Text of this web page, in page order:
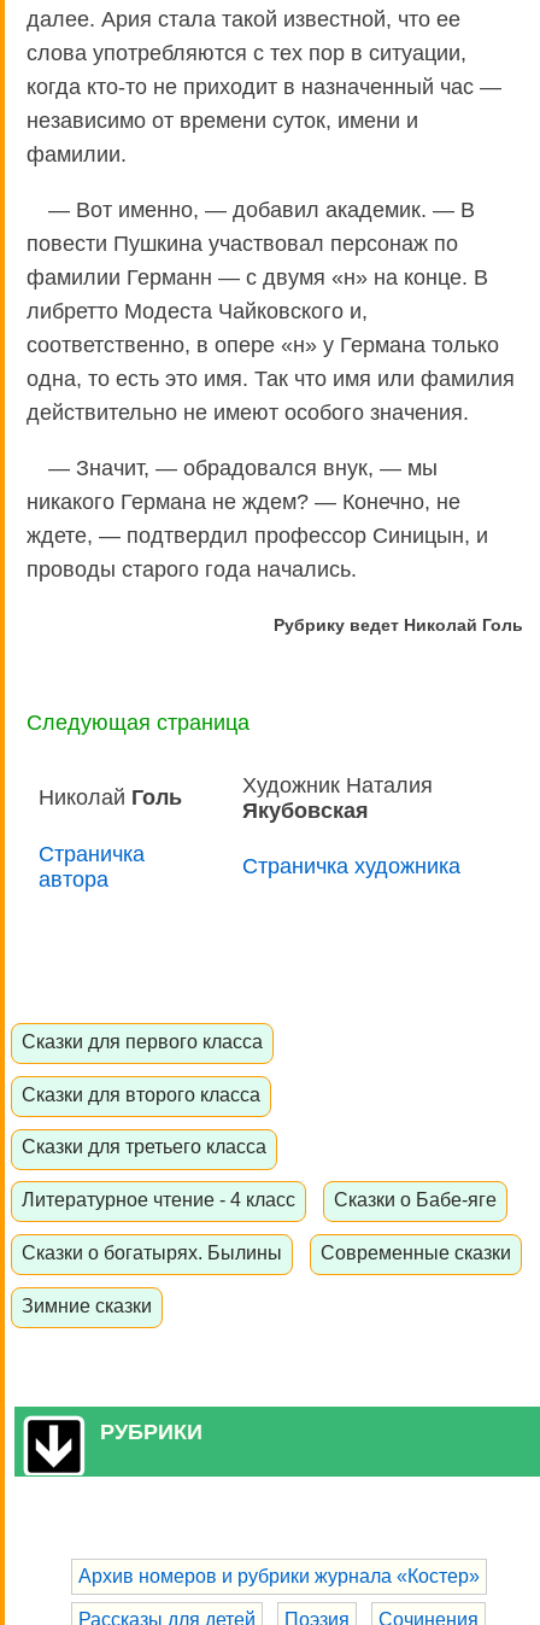
далее. Ария стала такой известной, что ее
слова употребляются с тех пор в ситуации,
когда кто-то не приходит в назначенный час —
независимо от времени суток, имени и
фамилии.
— Вот именно, — добавил академик. — В
повести Пушкина участвовал персонаж по
фамилии Германн — с двумя «н» на конце. В
либретто Модеста Чайковского и,
соответственно, в опере «н» у Германа только
одна, то есть это имя. Так что имя или фамилия
действительно не имеют особого значения.
— Значит, — обрадовался внук, — мы
никакого Германа не ждем? — Конечно, не
ждете, — подтвердил профессор Синицын, и
проводы старого года начались.
Рубрику ведет Николай Голь
Следующая страница
Николай Голь
Художник Наталия
Якубовская
Страничка
автора
Страничка художника
Сказки для первого класса
Сказки для второго класса
Сказки для третьего класса
Литературное чтение - 4 класс Сказки о Бабе-яге
Сказки о богатырях. Былины Современные сказки
Зимние сказки
РУБРИКИ
Архив номеров и рубрики журнала «Костер»
Рассказы для детей Поэзия Сочинения